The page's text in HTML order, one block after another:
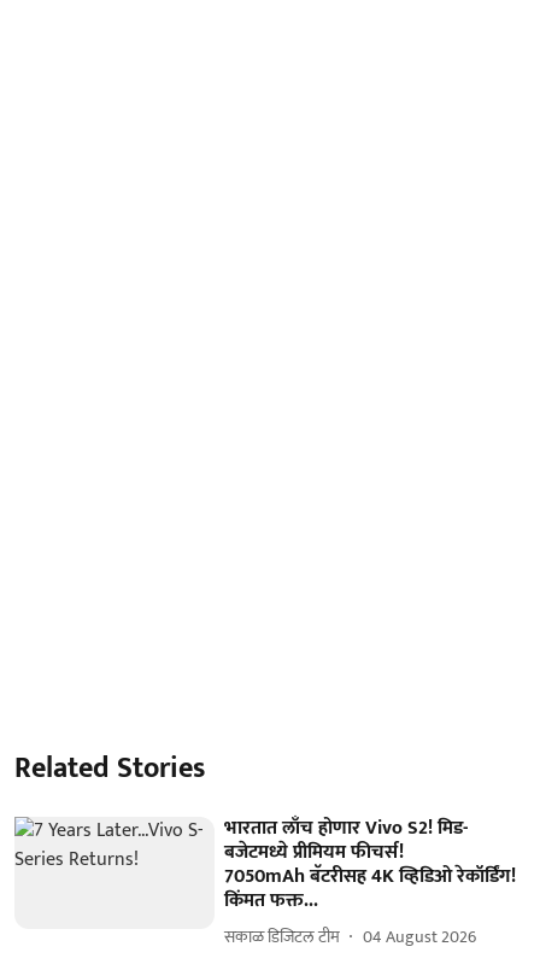
Related Stories
भारतात लाँच होणार Vivo S2! मिड-
बजेटमध्ये प्रीमियम फीचर्स!
7050mAh बॅटरीसह 4K व्हिडिओ रेकॉर्डिंग!
किंमत फक्त...
सकाळ डिजिटल टीम 04 August 2026